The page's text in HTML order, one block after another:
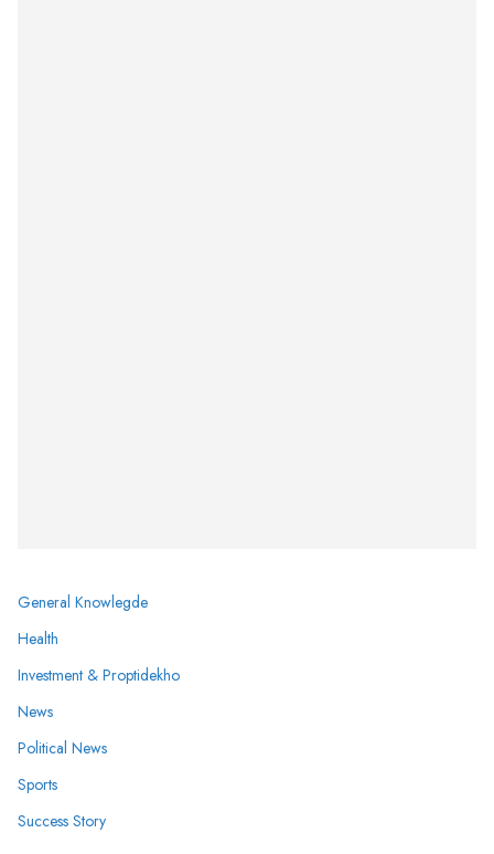
General Knowlegde
Health
Investment & Proptidekho
News
Political News
Sports
Success Story